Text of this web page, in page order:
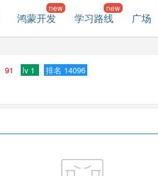
鸿蒙开发 学习路线 广场
91 lv 1 排名 14096